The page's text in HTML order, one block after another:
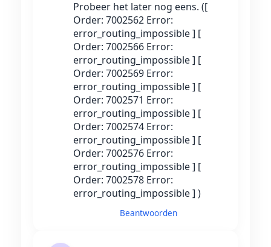
Probeer het later nog eens. ([
Order: 7002562 Error:
error_routing_impossible ] [
Order: 7002566 Error:
error_routing_impossible ] [
Order: 7002569 Error:
error_routing_impossible ] [
Order: 7002571 Error:
error_routing_impossible ] [
Order: 7002574 Error:
error_routing_impossible ] [
Order: 7002576 Error:
error_routing_impossible ] [
Order: 7002578 Error:
error_routing_impossible ] )
Beantwoorden